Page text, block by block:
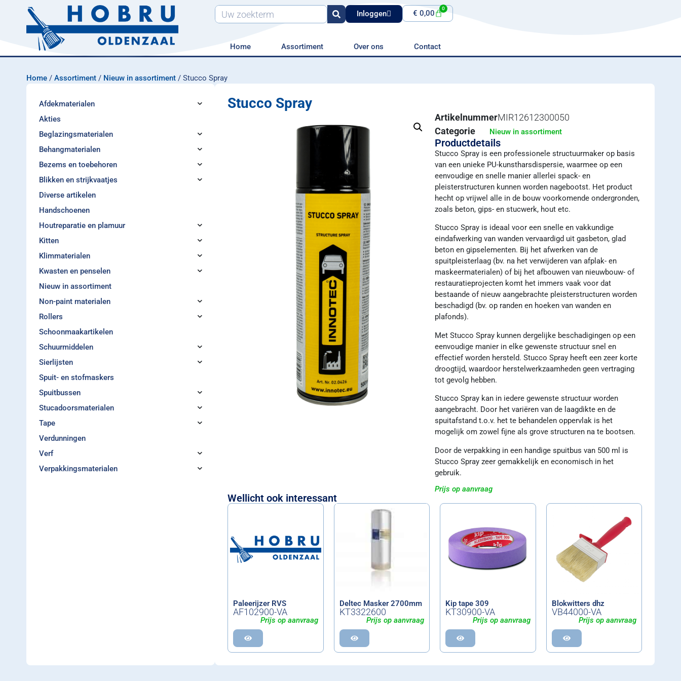
Inloggen € 0,00
0
Home Assortiment Over ons Contact
Home / Assortiment / Nieuw in assortiment / Stucco Spray
Afdekmaterialen
Akties
Beglazingsmaterialen
Behangmaterialen
Bezems en toebehoren
Blikken en strijkvaatjes
Diverse artikelen
Handschoenen
Houtreparatie en plamuur
Kitten
Klimmaterialen
Kwasten en penselen
Nieuw in assortiment
Non-paint materialen
Rollers
Schoonmaakartikelen
Schuurmiddelen
Sierlijsten
Spuit- en stofmaskers
Spuitbussen
Stucadoorsmaterialen
Tape
Verdunningen
Verf
Verpakkingsmaterialen
Stucco Spray
ArtikelnummerMIR12612300050
Categorie
Nieuw in assortiment
Productdetails
Stucco Spray is een professionele structuurmaker op basis
van een unieke PU-kunstharsdispersie, waarmee op een
eenvoudige en snelle manier allerlei spack- en
pleisterstructuren kunnen worden nagebootst. Het product
hecht op vrijwel alle in de bouw voorkomende ondergronden,
zoals beton, gips- en stucwerk, hout etc.
Stucco Spray is ideaal voor een snelle en vakkundige
eindafwerking van wanden vervaardigd uit gasbeton, glad
beton en gipselementen. Bij het afwerken van de
spuitpleisterlaag (bv. na het verwijderen van afplak- en
maskeermaterialen) of bij het afbouwen van nieuwbouw- of
restauratieprojecten komt het immers vaak voor dat
bestaande of nieuw aangebrachte pleisterstructuren worden
beschadigd (bv. op randen en hoeken van wanden en
plafonds).
Met Stucco Spray kunnen dergelijke beschadigingen op een
eenvoudige manier in elke gewenste structuur snel en
effectief worden hersteld. Stucco Spray heeft een zeer korte
droogtijd, waardoor herstelwerkzaamheden geen vertraging
tot gevolg hebben.
Stucco Spray kan in iedere gewenste structuur worden
aangebracht. Door het variëren van de laagdikte en de
spuitafstand t.o.v. het te behandelen oppervlak is het
mogelijk om zowel fijne als grove structuren na te bootsen.
Door de verpakking in een handige spuitbus van 500 ml is
Stucco Spray zeer gemakkelijk en economisch in het
gebruik.
Prijs op aanvraag
Wellicht ook interessant
Paleerijzer RVS
AF102900-VA
Prijs op aanvraag
Deltec Masker 2700mm
KT3322600
Prijs op aanvraag
Kip tape 309
KT30900-VA
Prijs op aanvraag
Blokwitters dhz
VB44000-VA
Prijs op aanvraag